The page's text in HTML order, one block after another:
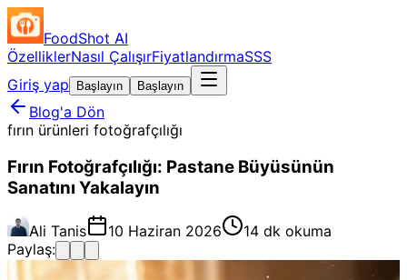
FoodShot AI
ÖzelliklerNasıl ÇalışırFiyatlandırmaSSS
Giriş yap
Başlayın Başlayın
Blog'a Dön
fırın ürünleri fotoğrafçılığı
Fırın Fotoğrafçılığı: Pastane Büyüsünün
Sanatını Yakalayın
Ali Tanis 10 Haziran 2026
14 dk okuma
Paylaş: